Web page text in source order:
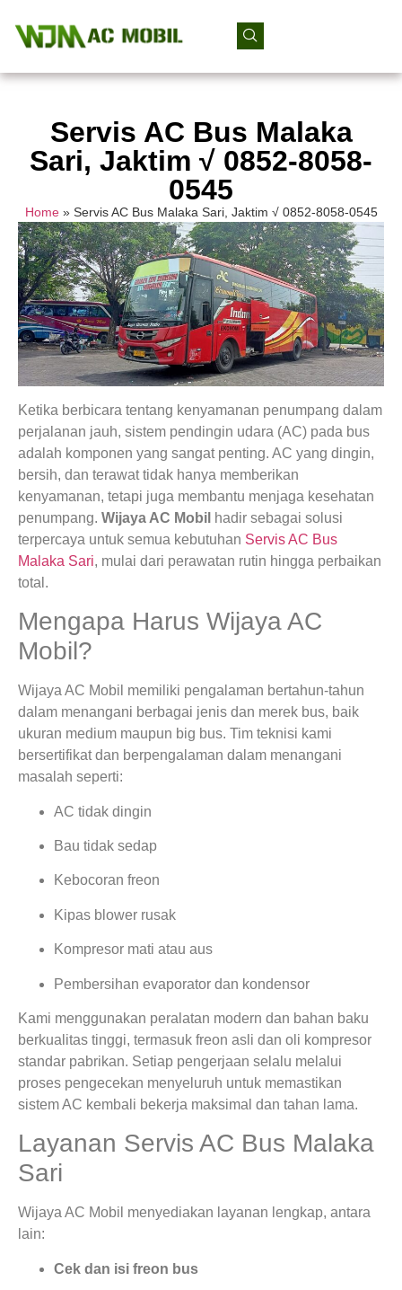
Servis AC Bus Malaka
Sari, Jaktim √ 0852-8058-
0545
Home» Servis AC Bus Malaka Sari, Jaktim √ 0852-8058-0545
Ketika berbicara tentang kenyamanan penumpang dalam
perjalanan jauh, sistem pendingin udara (AC) pada bus
adalah komponen yang sangat penting. AC yang dingin,
bersih, dan terawat tidak hanya memberikan
kenyamanan, tetapi juga membantu menjaga kesehatan
penumpang. Wijaya AC Mobil hadir sebagai solusi
terpercaya untuk semua kebutuhan Servis AC Bus
Malaka Sari, mulai dari perawatan rutin hingga perbaikan
total.
Mengapa Harus Wijaya AC
Mobil?
Wijaya AC Mobil memiliki pengalaman bertahun-tahun
dalam menangani berbagai jenis dan merek bus, baik
ukuran medium maupun big bus. Tim teknisi kami
bersertifikat dan berpengalaman dalam menangani
masalah seperti:
AC tidak dingin
Bau tidak sedap
Kebocoran freon
Kipas blower rusak
Kompresor mati atau aus
Pembersihan evaporator dan kondensor
Kami menggunakan peralatan modern dan bahan baku
berkualitas tinggi, termasuk freon asli dan oli kompresor
standar pabrikan. Setiap pengerjaan selalu melalui
proses pengecekan menyeluruh untuk memastikan
sistem AC kembali bekerja maksimal dan tahan lama.
Layanan Servis AC Bus Malaka
Sari
Wijaya AC Mobil menyediakan layanan lengkap, antara
lain:
Cek dan isi freon bus